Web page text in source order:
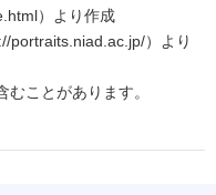
）より作成
portraits.niad.ac.jp/）より
ことがあります。